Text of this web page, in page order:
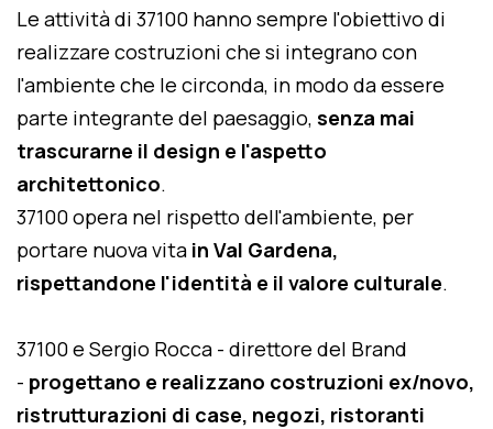
Le attività di 37100 hanno sempre l'obiettivo di
realizzare costruzioni che si integrano con
l'ambiente che le circonda, in modo da essere
parte integrante del paesaggio, senza mai
trascurarne il design e l'aspetto
architettonico.
37100 opera nel rispetto dell'ambiente, per
portare nuova vita in Val Gardena,
rispettandone l'identità e il valore culturale.
37100 e Sergio Rocca - direttore del Brand
- progettano e realizzano costruzioni ex/novo,
ristrutturazioni di case, negozi, ristoranti